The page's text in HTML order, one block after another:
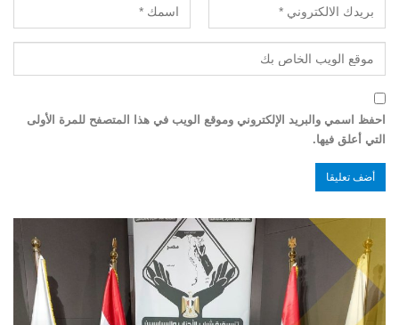
احفظ اسمي والبريد الإلكتروني وموقع الويب في هذا المتصفح للمرة الأولى
التي أعلق فيها.